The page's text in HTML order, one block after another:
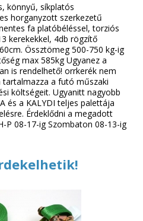
könnyű, síkplatós
horganyzott szerkezetű
fa platóbéléssel, torziós
kerekekkel, 4db rögzítő
Össztömeg 500-750 kg-ig
max 585kg Ugyanez a
is rendelhető! orrkerék nem
a futó műszaki
költségeit. Ugyanitt nagyobb
és a KALYDI teljes palettája
Érdeklődni a megadott
P 08-17-ig Szombaton 08-13-ig